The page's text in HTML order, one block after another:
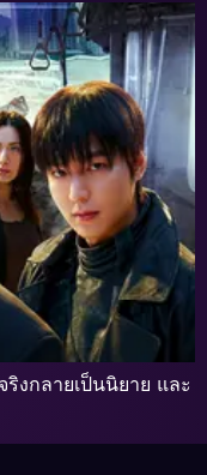
งกลายเป็นนิยาย และ